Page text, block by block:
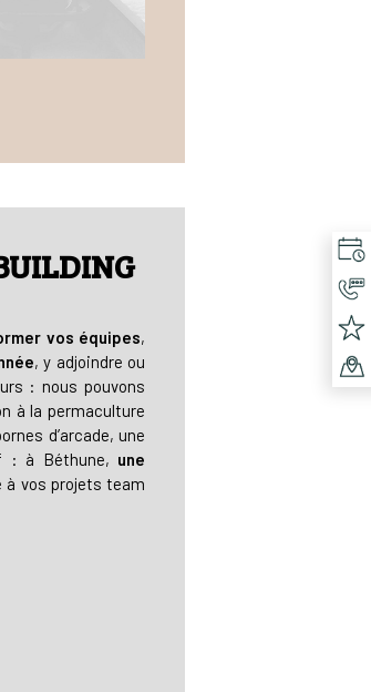
vos équipes,
, y adjoindre ou
: nous pouvons
à la permaculture
d’arcade, une
: à Béthune, une
à vos projets team